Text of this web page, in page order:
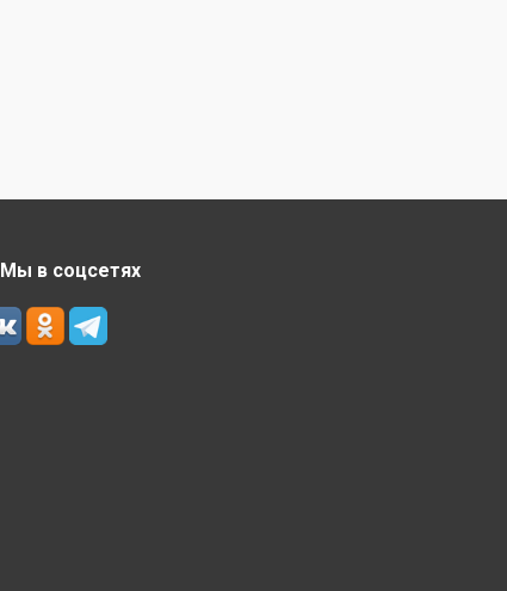
Мы в соцсетях